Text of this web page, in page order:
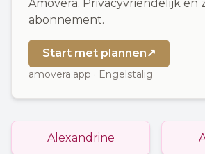
Amovera. Privacyvriendelijk en
abonnement.
Start met plannen↗
amovera.app · Engelstalig
Alexandrine